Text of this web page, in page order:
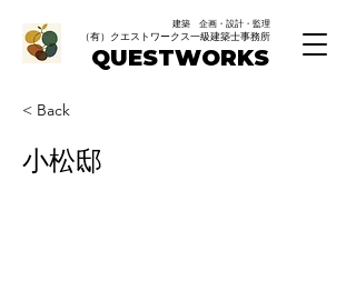
QUESTWORKS
（有）クエストワークス一級建築士事務所
建築 企画・設計・監理
< Back
小松邸